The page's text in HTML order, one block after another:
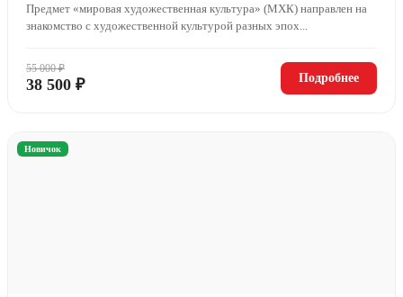
Предмет «мировая художественная культура» (МХК) направлен на
знакомство с художественной культурой разных эпох...
55 000 ₽
38 500 ₽ Подробнее
Новичок